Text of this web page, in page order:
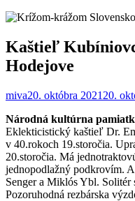
Kaštieľ
Hodejove
miva20. októbra 2021 20.
Národná kultúrna
Eklekticistický kaštieľ Dr.
v 40.rokoch 19.storočia.
20.storočia. Má
jednopodlažný podkrovím.
Senger a Miklós Ybl. Solitér
Pozoruhodná rezbárska